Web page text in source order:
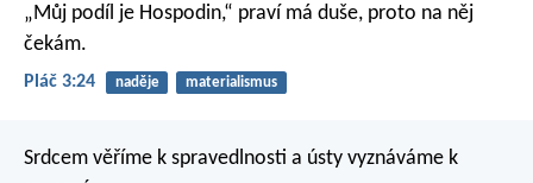
„Můj podíl je Hospodin,“ praví má duše, proto na něj
čekám.
Pláč 3:24 naděje materialismus
Srdcem věříme k spravedlnosti a ústy vyznáváme k